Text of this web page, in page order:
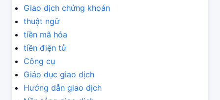
Giao dịch chứng khoán
thuật ngữ
tiền mã hóa
tiền điện tử
Công cụ
Giáo dục giao dịch
Hướng dẫn giao dịch